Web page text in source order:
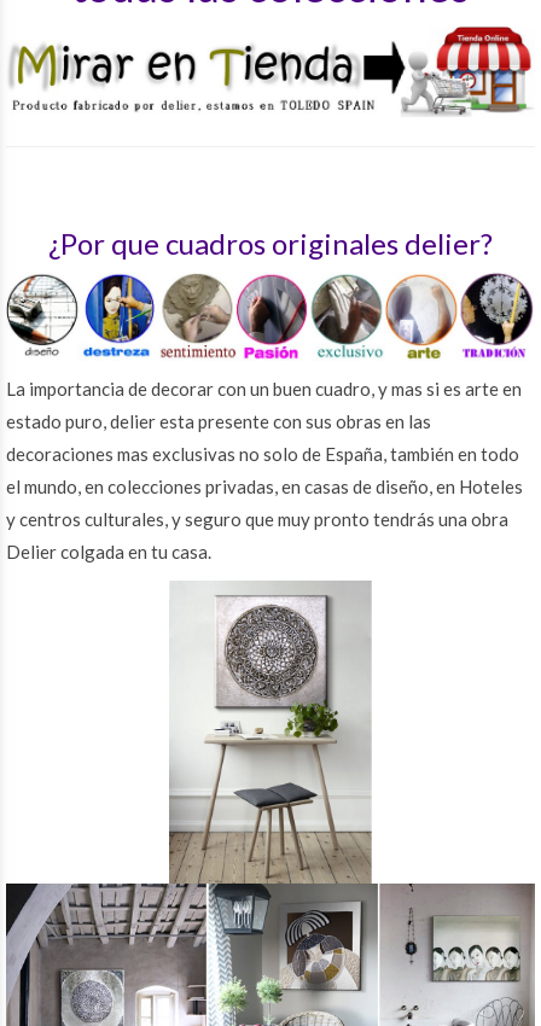
¿Por que cuadros originales delier?
La importancia de decorar con un buen cuadro, y mas si es arte en
estado puro, delier esta presente con sus obras en las
decoraciones mas exclusivas no solo de España, también en todo
el mundo, en colecciones privadas, en casas de diseño, en Hoteles
y centros culturales, y seguro que muy pronto tendrás una obra
Delier colgada en tu casa.